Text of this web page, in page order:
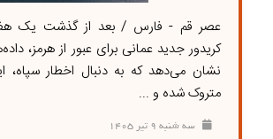
عصر قم - فارس / بعد از گذشت یک
کریدور جدید عمانی برای عبور از هرمز،
نشان می‌دهد که به دنبال اخطار سپاه،
متروک شده و ...
سه شنبه ۹ تير ۱۴۰۵